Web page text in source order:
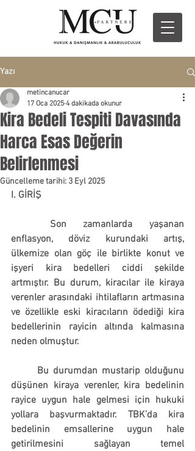
Yazı
Kira Bedeli Tespiti Davasında
Harca Esas Değerin
Belirlenmesi
metincanucar
17 Oca 2025 4 dakikada okunur
Güncelleme tarihi: 3 Eyl 2025
I. GİRİŞ
enflasyon, döviz kurundaki artış,
ülkemize olan göç ile birlikte konut ve
işyeri kira bedelleri ciddi şekilde
artmıştır. Bu durum, kiracılar ile kiraya
verenler arasındaki ihtilafların artmasına
ve özellikle eski kiracıların ödediği kira
bedellerinin rayicin altında kalmasına
neden olmuştur.
düşünen kiraya verenler, kira bedelinin
rayice uygun hale gelmesi için hukuki
yollara başvurmaktadır. TBK’da kira
bedelinin emsallerine uygun hale
getirilmesini sağlayan temel